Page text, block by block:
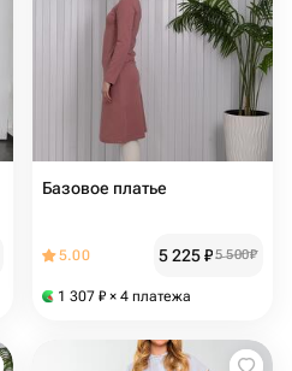
Базовое платье
5.00 5 225₽5 500₽
1 307 ₽ × 4 платежа